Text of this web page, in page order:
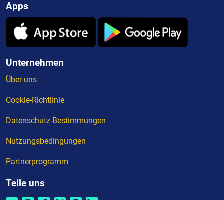
Apps
Unternehmen
Über uns
Cookie-Richtlinie
Datenschutz-Bestimmungen
Nutzungsbedingungen
Partnerprogramm
Teile uns